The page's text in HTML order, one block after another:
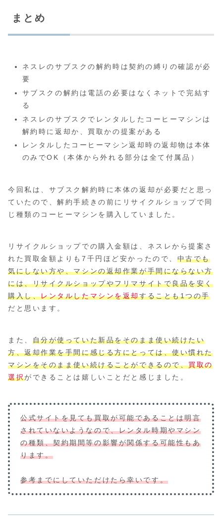
まとめ
ネスレのサブスクの解約時は契約の縛りの確認が必
要
サブスクの解約は電話の必要はなくネットで完結す
る
ネスレのサブスクでレンタルしたコーヒーマシンは
解約時に返却か、買取かの提案がある
レンタルしたコーヒーマシン返却時の返却物は本体
のみでOK（本体から外れる部分は全て付属品）
今回私は、サブスク解約時に本体の返却が必要だと思っ
ていたので、解約手続きの前にリサイクルショップで同
じ種類のコーヒーマシンを購入していました。
リサイクルショップでの購入金額は、ネスレから提案さ
れた買取金額よりも7千円ほど安かったので、 中古でも
気にしない方や、マシンの返却作業が手間にならない方
には、リサイクルショップやフリマサイトで良品を安く
購入し、レンタルしたマシンを返却することも1つの手
だと思います。
また、 自分が使っていた新品をそのまま使い続けたい
方、返却作業を手間に感じる方にとっては、使い慣れた
マシンをそのまま使い続けることができるので、買取の
選択ができることは嬉しいことだと感じました。
公式サイトを見ても買取が可能であることは明言
されていないようなので、レンタル時期やマシン
の種類、契約期間等の影響が関係する可能性もあ
ります。
参考までにしていただけたら幸いです。